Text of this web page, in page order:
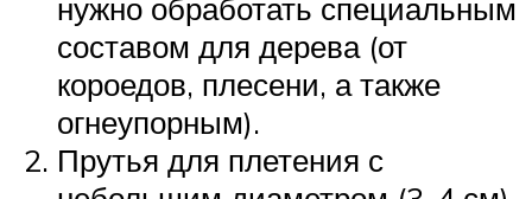
нужно обработать специальным
составом для дерева (от
короедов, плесени, а также
огнеупорным).
Прутья для плетения с